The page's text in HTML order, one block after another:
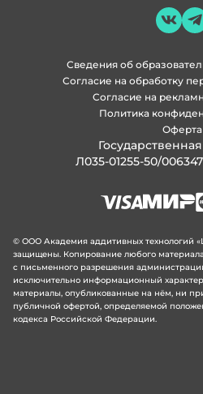
Политика
Согласие на
Согласие на обработку
Сведения об
Оферта
Л035-01255-50/
© ООО Академия аддитивных технологий
защищены. Копирование любого
с письменного разрешения
исключительно информационный
материалы, опубликованные на нём, ни
публичной офертой, определяемой
кодекса Российской Федерации.